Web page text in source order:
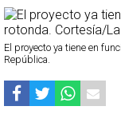
El proyecto ya tiene en
República.